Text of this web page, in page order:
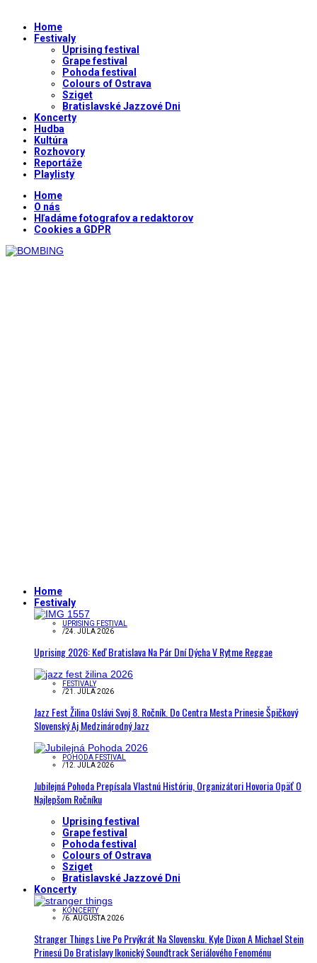
Home
Festivaly
Uprising festival
Grape festival
Pohoda festival
Colours of Ostrava
Sziget
Bratislavské Jazzové Dni
Koncerty
Hudba
Kultúra
Rozhovory
Reportáže
Playlisty
Home
O nás
Hľadáme fotografov a redaktorov
Cookies a GDPR
Home
Festivaly
UPRISING FESTIVAL
/24. JÚLA 2026
Uprising 2026: Keď Bratislava Na Pár Dní Dýcha V Rytme Reggae
FESTIVALY
/21. JÚLA 2026
Jazz Fest Žilina Oslávi Svoj 8. Ročník. Do Centra Mesta Prinesie Špičkový
Slovenský Aj Medzinárodný Jazz
POHODA FESTIVAL
/12. JÚLA 2026
Jubilejná Pohoda Prepísala Vlastnú Históriu, Organizátori Hovoria Opäť O
Najlepšom Ročníku
Uprising festival
Grape festival
Pohoda festival
Colours of Ostrava
Sziget
Bratislavské Jazzové Dni
Koncerty
KONCERTY
/6. AUGUSTA 2026
Stranger Things Live Po Prvýkrát Na Slovensku. Kyle Dixon A Michael Stein
Prinesú Do Bratislavy Ikonický Soundtrack Seriálového Fenoménu